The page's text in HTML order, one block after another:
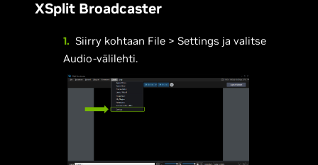
XSplit Broadcaster
1. Siirry kohtaan File > Settings ja valitse
Audio-välilehti.